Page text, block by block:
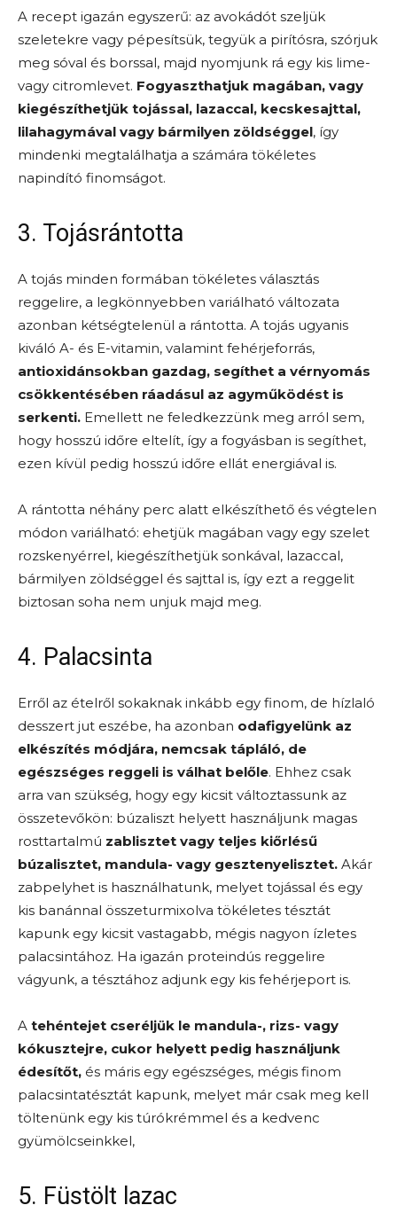
A recept igazán egyszerű: az avokádót szeljük
szeletekre vagy pépesítsük, tegyük a pirítósra, szórjuk
meg sóval és borssal, majd nyomjunk rá egy kis lime-
vagy citromlevet. Fogyaszthatjuk magában, vagy
kiegészíthetjük tojással, lazaccal, kecskesajttal,
lilahagymával vagy bármilyen zöldséggel, így
mindenki megtalálhatja a számára tökéletes
napindító finomságot.
3. Tojásrántotta
A tojás minden formában tökéletes választás
reggelire, a legkönnyebben variálható változata
azonban kétségtelenül a rántotta. A tojás ugyanis
kiváló A- és E-vitamin, valamint fehérjeforrás,
antioxidánsokban gazdag, segíthet a vérnyomás
csökkentésében ráadásul az agyműködést is
serkenti. Emellett ne feledkezzünk meg arról sem,
hogy hosszú időre eltelít, így a fogyásban is segíthet,
ezen kívül pedig hosszú időre ellát energiával is.
A rántotta néhány perc alatt elkészíthető és végtelen
módon variálható: ehetjük magában vagy egy szelet
rozskenyérrel, kiegészíthetjük sonkával, lazaccal,
bármilyen zöldséggel és sajttal is, így ezt a reggelit
biztosan soha nem unjuk majd meg.
4. Palacsinta
Erről az ételről sokaknak inkább egy finom, de hízlaló
desszert jut eszébe, ha azonban odafigyelünk az
elkészítés módjára, nemcsak tápláló, de
egészséges reggeli is válhat belőle. Ehhez csak
arra van szükség, hogy egy kicsit változtassunk az
összetevőkön: búzaliszt helyett használjunk magas
rosttartalmú zablisztet vagy teljes kiőrlésű
búzalisztet, mandula- vagy gesztenyelisztet. Akár
zabpelyhet is használhatunk, melyet tojással és egy
kis banánnal összeturmixolva tökéletes tésztát
kapunk egy kicsit vastagabb, mégis nagyon ízletes
palacsintához. Ha igazán proteindús reggelire
vágyunk, a tésztához adjunk egy kis fehérjeport is.
A tehéntejet cseréljük le mandula-, rizs- vagy
kókusztejre, cukor helyett pedig használjunk
édesítőt, és máris egy egészséges, mégis finom
palacsintatésztát kapunk, melyet már csak meg kell
töltenünk egy kis túrókrémmel és a kedvenc
gyümölcseinkkel,
5. Füstölt lazac